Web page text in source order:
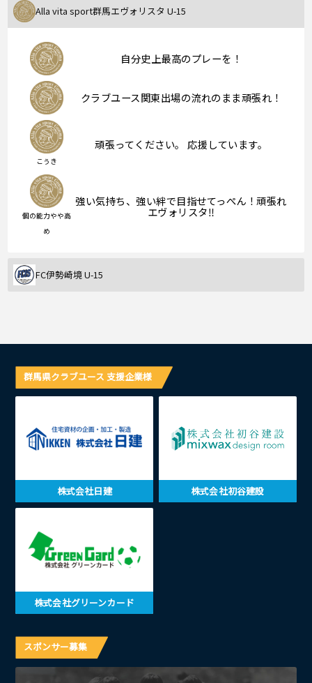
Alla vita sport群馬エヴォリスタ U-15
自分史上最高のプレーを！
クラブユース関東出場の流れのまま頑張れ！
こうき
頑張ってください。 応援しています。
個の能力やや高
め
強い気持ち、強い絆で目指せてっぺん！頑張れ
エヴォリスタ‼︎
FC伊勢崎境 U-15
群馬県クラブユース 支援企業様
株式会社日建 株式会社初谷建設
株式会社グリーンカード
スポンサー募集